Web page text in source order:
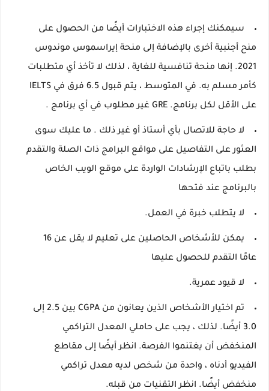
سيمكنك إجراء هذه الاختبارات أيضًا من الحصول على
منح أجنبية أخرى بالإضافة إلى منحة إيراسموس موندوس
2021. إنها منحة تنافسية للغاية ، لذلك لا تأخذ أي متطلبات
كأمر مسلم به. في المتوسط ​​، يتم قبول
6.5 فرق في IELTS
على الأقل لكل برنامج. GRE غير مطلوب في أي برنامج .
لا حاجة للاتصال بأي أستاذ أو غير ذلك . ما عليك سوى
العثور على التفاصيل على مواقع البرامج ذات الصلة والتقدم
بطلب باتباع الإرشادات الواردة على موقع الويب الخاص
بالبرنامج عند فتحها
لا يتطلب خبرة في العمل.
يمكن للأشخاص الحاصلين على تعليم لا يقل عن 16
عامًا التقدم للحصول عليها
لا قيود عمرية.
تم اختيار
الأشخاص الذين يعانون من CGPA بين 2.5 إلى
3.0 أيضًا. لذلك ، يجب على حاملي المعدل التراكمي
المنخفض أن يغتنموا الفرصة. انظر أيضًا إلى مقاطع
الفيديو أدناه ، واحدة من شخص لديه معدل تراكمي
منخفض أيضًا. انظر التقنيات من قبله.